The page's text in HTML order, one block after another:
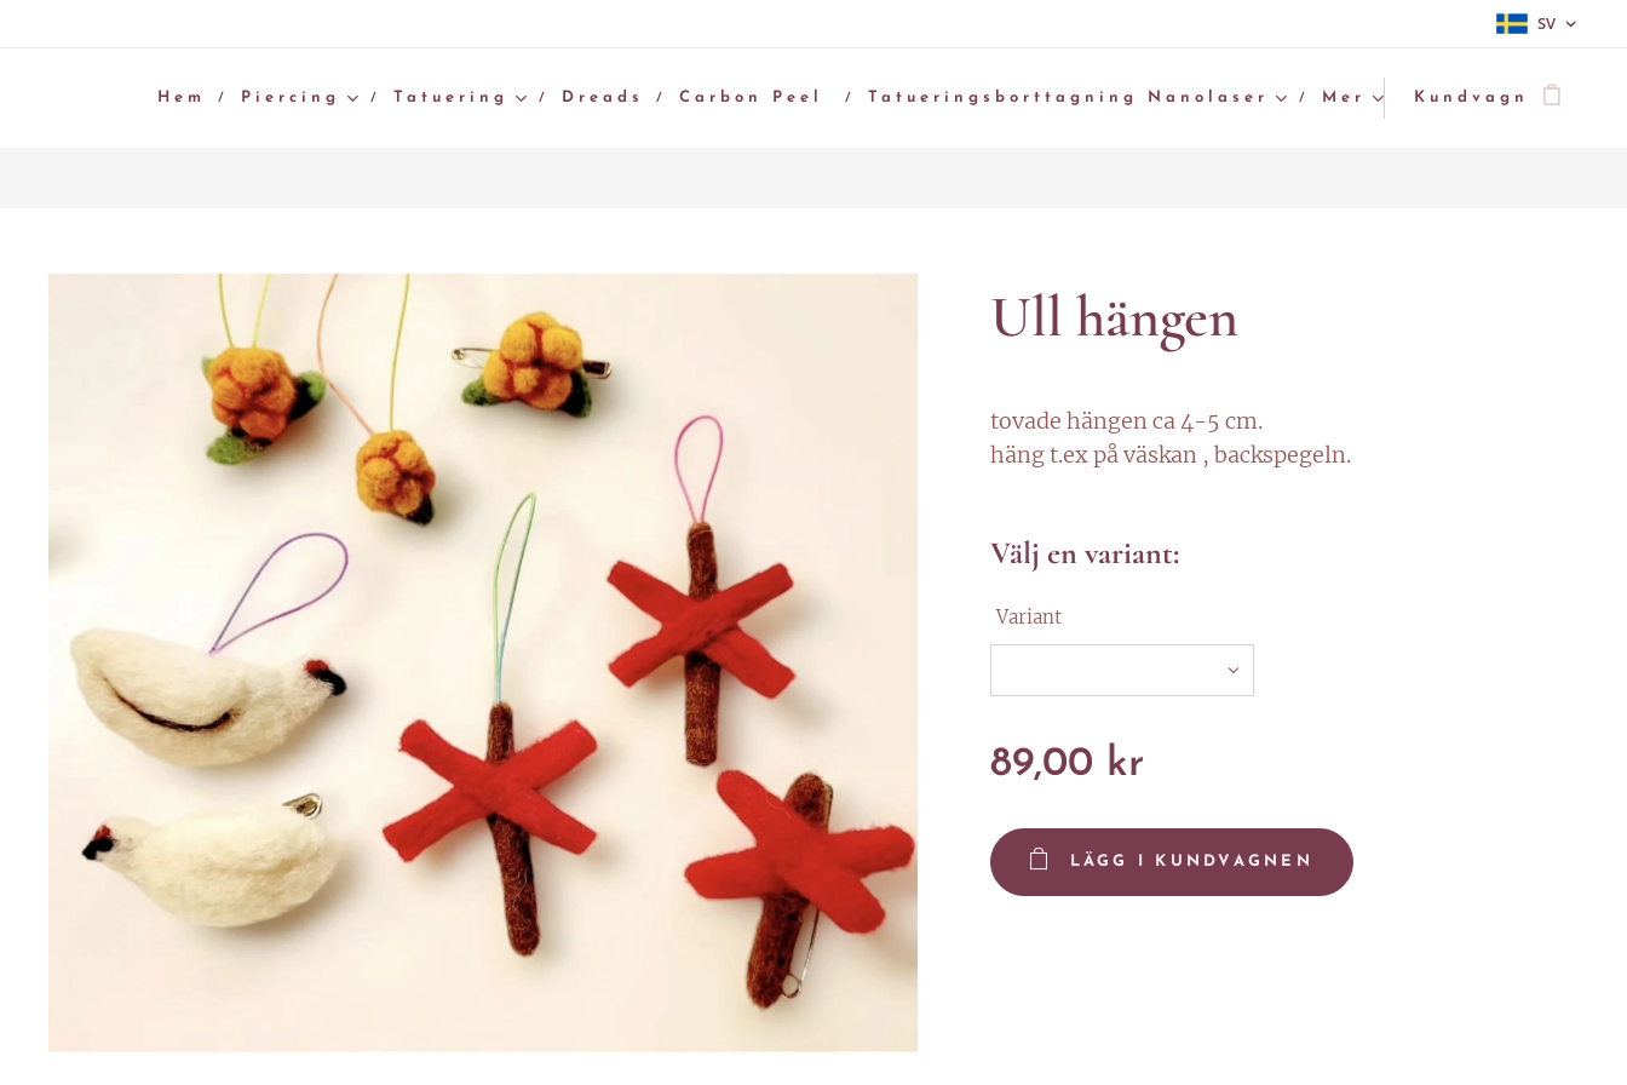
SV
Hem Piercing Tatuering Dreads Carbon Peel Tatueringsborttagning Nanolaser Mer Kundvagn
Ull hängen
tovade hängen ca 4-5 cm.
häng t.ex på väskan , backspegeln.
Välj en variant:
Variant
89,00 kr
LÄGG I KUNDVAGNEN